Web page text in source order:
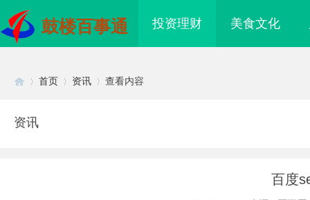
鼓楼百事通 投资理财 美食文化
首页 资讯 查看内容
资讯
百度